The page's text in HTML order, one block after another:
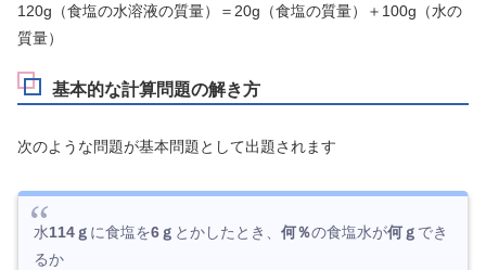
120g（食塩の水溶液の質量）＝20g（食塩の質量）＋100g（水の
質量）
基本的な計算問題の解き方
次のような問題が基本問題として出題されます
水114ｇ に食塩を6ｇ とかしたとき、 何％の食塩水が何ｇ でき
るか